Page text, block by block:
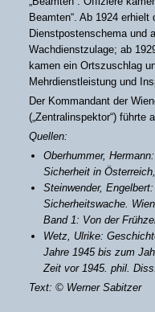
Beamten“. Ab 1924
Dienstpostenschema und
Wachdienstzulage; ab
kamen ein Ortszuschlag
Mehrdienstleistung und
Der Kommandant der
(„Zentralinspektor“) führte
Quellen:
Oberhummer,
Sicherheit in
Steinwender,
Sicherheitswache.
Band 1: Von der
Wetz, Ulrike:
Jahre 1945 bis zum
Zeit vor 1945. phil.
Text: © Werner Sabitzer